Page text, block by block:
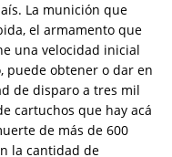
La munición que
el armamento que
una velocidad inicial
puede obtener o dar en
de disparo a tres mil
cartuchos que hay acá
de más de 600
la cantidad de